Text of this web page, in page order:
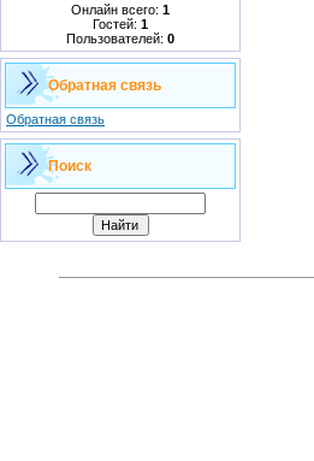
Онлайн всего: 1
Гостей: 1
Пользователей: 0
Обратная связь
Обратная связь
Поиск